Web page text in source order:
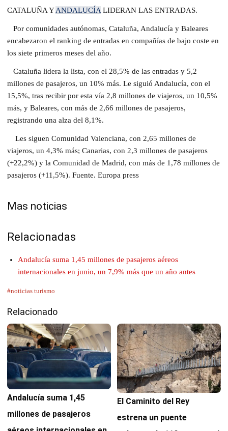
CATALUÑA YANDALUCÍA LIDERAN LAS ENTRADAS.
Por comunidades autónomas, Cataluña, Andalucía y Baleares
encabezaron el ranking de entradas en compañías de bajo coste en
los siete primeros meses del año.
Cataluña lidera la lista, con el 28,5% de las entradas y 5,2
millones de pasajeros, un 10% más. Le siguió Andalucía, con el
15,5%, tras recibir por esta vía 2,8 millones de viajeros, un 10,5%
más, y Baleares, con más de 2,66 millones de pasajeros,
registrando una alza del 8,1%.
Les siguen Comunidad Valenciana, con 2,65 millones de
viajeros, un 4,3% más; Canarias, con 2,3 millones de pasajeros
(+22,2%) y la Comunidad de Madrid, con más de 1,78 millones de
pasajeros (+11,5%). Fuente. Europa press
Mas noticias
Relacionadas
Andalucía suma 1,45 millones de pasajeros aéreos
internacionales en junio, un 7,9% más que un año antes
#noticias turismo
Relacionado
Andalucía suma 1,45
millones de pasajeros
El Caminito del Rey
estrena un puente